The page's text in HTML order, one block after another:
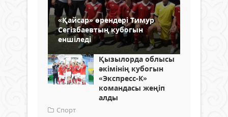
«Қайсар» өрендері Тимур
Сегізбаевтың кубогын
еншіледі
Қызылорда облысы
әкімінің кубогын
«Экспресс-К»
командасы жеңіп
алды
Спорт